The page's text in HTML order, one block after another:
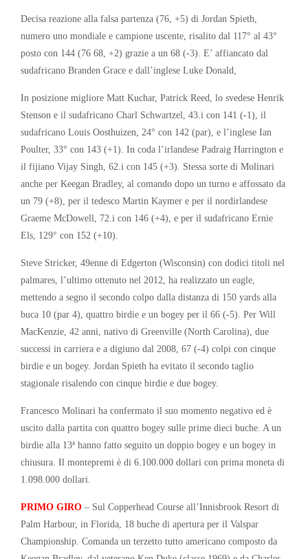
Decisa reazione alla falsa partenza (76, +5) di Jordan Spieth,
numero uno mondiale e campione uscente, risalito dal 117° al 43°
posto con 144 (76 68, +2) grazie a un 68 (-3). E’ affiancato dal
sudafricano Branden Grace e dall’inglese Luke Donald,
In posizione migliore Matt Kuchar, Patrick Reed, lo svedese Henrik
Stenson e il sudafricano Charl Schwartzel, 43.i con 141 (-1), il
sudafricano Louis Oosthuizen, 24° con 142 (par), e l’inglese Ian
Poulter, 33° con 143 (+1). In coda l’irlandese Padraig Harrington e
il fijiano Vijay Singh, 62.i con 145 (+3). Stessa sorte di Molinari
anche per Keegan Bradley, al comando dopo un turno e affossato da
un 79 (+8), per il tedesco Martin Kaymer e per il nordirlandese
Graeme McDowell, 72.i con 146 (+4), e per il sudafricano Ernie
Els, 129° con 152 (+10).
Steve Stricker, 49enne di Edgerton (Wisconsin) con dodici titoli nel
palmares, l’ultimo ottenuto nel 2012, ha realizzato un eagle,
mettendo a segno il secondo colpo dalla distanza di 150 yards alla
buca 10 (par 4), quattro birdie e un bogey per il 66 (-5). Per Will
MacKenzie, 42 anni, nativo di Greenville (North Carolina), due
successi in carriera e a digiuno dal 2008, 67 (-4) colpi con cinque
birdie e un bogey. Jordan Spieth ha evitato il secondo taglio
stagionale risalendo con cinque birdie e due bogey.
Francesco Molinari ha confermato il suo momento negativo ed è
uscito dalla partita con quattro bogey sulle prime dieci buche. A un
birdie alla 13ª hanno fatto seguito un doppio bogey e un bogey in
chiusura. Il montepremi è di 6.100.000 dollari con prima moneta di
1.098.000 dollari.
PRIMO GIRO – Sul Copperhead Course all’Innisbrook Resort di
Palm Harbour, in Florida, 18 buche di apertura per il Valspar
Championship. Comanda un terzetto tutto americano composto da